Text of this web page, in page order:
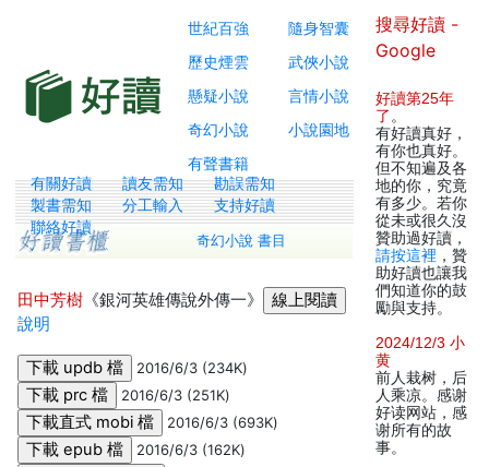
世紀百強
隨身智囊
歷史煙雲
武俠小說
懸疑小說
言情小說
奇幻小說
小說園地
有聲書籍
有關好讀 讀友需知
勘誤需知
製書需知
分工輸入
支持好讀
聯絡好讀
奇幻小說 書目
田中芳樹 《銀河英雄傳說外傳一》
說明
2016/6/3 (234K)
2016/6/3 (251K)
2016/6/3 (693K)
2016/6/3 (162K)
搜尋好讀 -
Google
好讀第25年
了 。
有好讀真好，
有你也真好。
但不知遍及各
地的你，究竟
有多少。若你
從未或很久沒
贊助過好讀，
請按這裡 ，贊
助好讀也讓我
們知道你的鼓
勵與支持。
2024/12/3 小
黄
前人栽树，后
人乘凉。感谢
好读网站，感
谢所有的故
事。